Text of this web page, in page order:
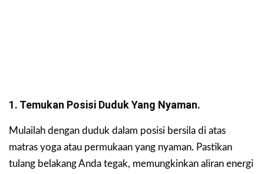
1. Temukan Posisi Duduk Yang Nyaman.
Mulailah dengan duduk dalam posisi bersila di atas
matras yoga atau permukaan yang nyaman. Pastikan
tulang belakang Anda tegak, memungkinkan aliran energi